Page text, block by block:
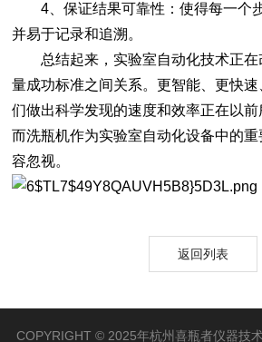
4、保证结果可靠性：使得每一个
并易于记录和追溯。
总结起来，实验室自动化技术正在
量成功标准之间关系。更智能、更快
们做出科学发现的速度和效率正在以前
而洗瓶机作为实验室自动化设备中的
容忽视。
返回列表
COPYRIGHT © 2025年杭州喜瓶者仪器技